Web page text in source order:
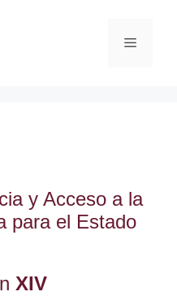
y Acceso a la
para el Estado
XIV